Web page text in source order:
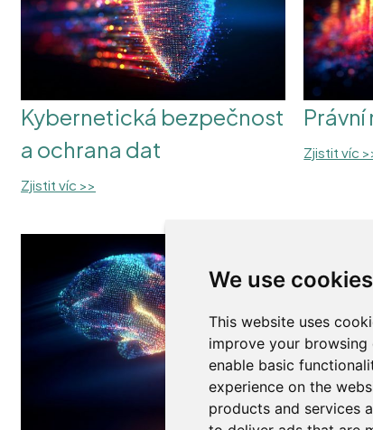
We use cookies
This website uses
improve your
enable basic
experience on the
products and services
Kybernetická bezpečnost
a ochrana dat
Zjistit víc >>
Zjistit víc